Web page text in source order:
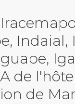
Indaial,
de
de